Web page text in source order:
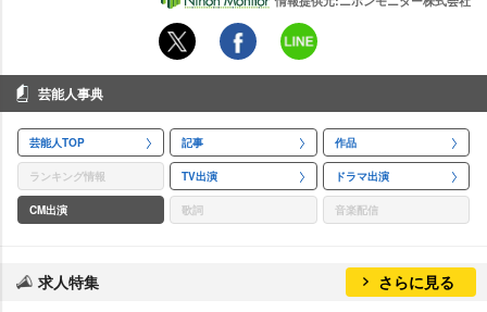
芸能人事典
芸能人TOP 記事 作品
ランキング情報 TV出演 ドラマ出演
CM出演 歌詞 音楽配信
求人特集 さらに見る